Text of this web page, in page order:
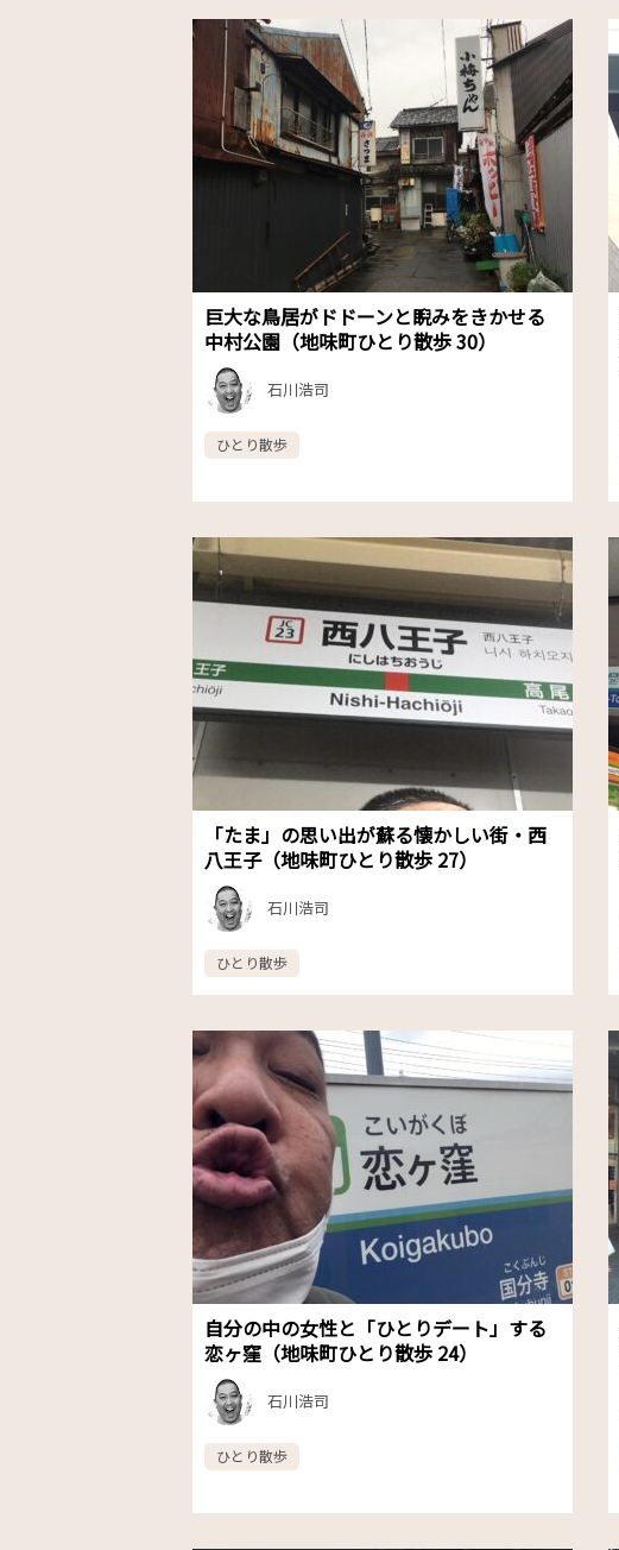
巨大な鳥居がドドーンと睨みをきかせる
中村公園（地味町ひとり散歩 30）
石川浩司
ひとり散歩
「たま」の思い出が蘇る懐かしい街・西
八王子（地味町ひとり散歩 27）
石川浩司
ひとり散歩
自分の中の女性と「ひとりデート」する
恋ヶ窪（地味町ひとり散歩 24）
石川浩司
ひとり散歩